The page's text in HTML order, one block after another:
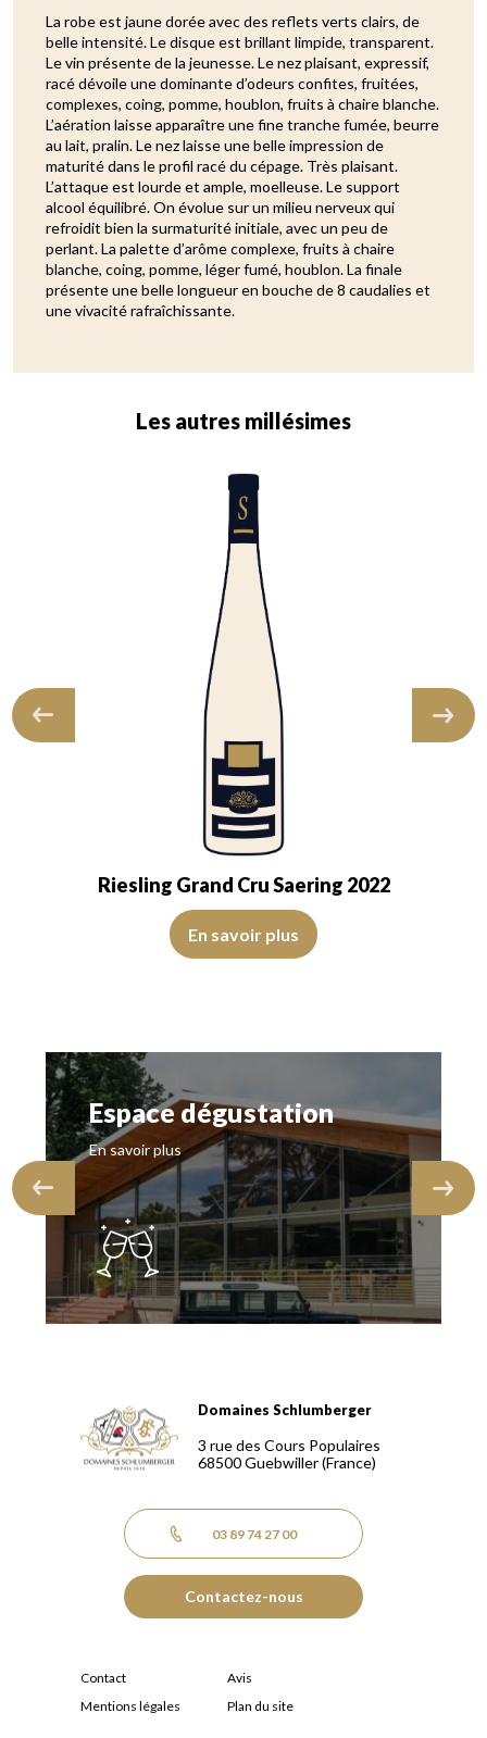
La robe est jaune dorée avec des reflets verts clairs, de
belle intensité. Le disque est brillant limpide, transparent.
Le vin présente de la jeunesse. Le nez plaisant, expressif,
racé dévoile une dominante d’odeurs confites, fruitées,
complexes, coing, pomme, houblon, fruits à chaire blanche.
L’aération laisse apparaître une fine tranche fumée, beurre
au lait, pralin. Le nez laisse une belle impression de
maturité dans le profil racé du cépage. Très plaisant.
L’attaque est lourde et ample, moelleuse. Le support
alcool équilibré. On évolue sur un milieu nerveux qui
refroidit bien la surmaturité initiale, avec un peu de
perlant. La palette d’arôme complexe, fruits à chaire
blanche, coing, pomme, léger fumé, houblon. La finale
présente une belle longueur en bouche de 8 caudalies et
une vivacité rafraîchissante.
Les autres millésimes
Le vin présente de la…
du yuzu, complété par une expression florale rappelant
Riesling Grand Cru Saering 2022
La première approche est avenante, délicatement
En savoir plus
Espace dégustation
En savoir plus
Domaines Schlumberger Vignerons 100% récoltants
Domaines Schlumberger
3 rue des Cours Populaires
68500Guebwiller(France)
03 89 74 27 00
Contactez-nous
Contact
Avis
Mentions légales
Plan du site